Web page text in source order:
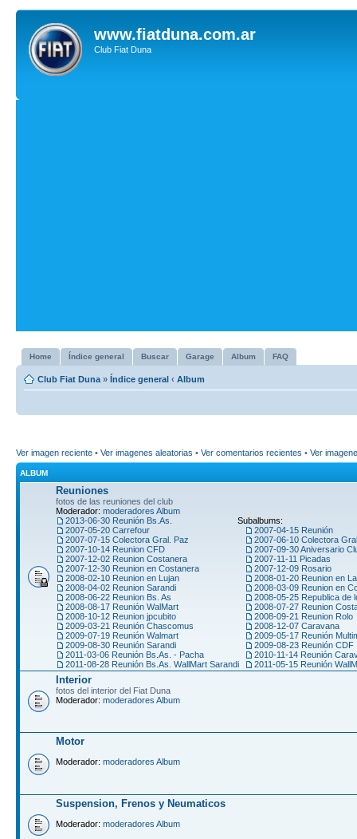
www.fiatduna.com.ar
Club Fiat Duna
Home Índice general Buscar Garage Album FAQ
Club Fiat Duna » Índice general ‹ Album
Ver imagen reciente • Ver imagenes aleatorias • Ver comentarios recientes • Ver
ALBUM
Reuniones
fotos de las reuniones del club
Moderador: moderadores Album
Subalbums:
2013-06-30 Reunión Bs.As.
2007-04-15 Reunión
2007-05-20 Carrefour
2007-06-10 Colectora
2007-07-15 Colectora Gral. Paz
2007-09-30 Aniversario
2007-10-14 Reunion CFD
2007-11-11 Picadas
2007-12-02 Reunion Costanera
2007-12-09 Rosario
2007-12-30 Reunion en Costanera
2008-01-20 Reunion en
2008-02-10 Reunion en Lujan
2008-03-09 Reunion en
2008-04-02 Reunion Sarandi
2008-05-25 Republica de
2008-06-22 Reunion Bs. As
2008-07-27 Reunion
2008-08-17 Reunión WalMart
2008-09-21 Reunion Rolo
2008-10-12 Reunion jpcubito
2008-12-07 Caravana
2009-03-21 Reunión Chascomus
2009-05-17 Reunión
2009-07-19 Reunión Walmart
2009-08-23 Reunión CDF
2009-08-30 Reunión Sarandi
2010-11-14 Reunión
2011-03-06 Reunión Bs.As. - Pacha
2011-05-15 Reunión
2011-08-28 Reunión Bs.As. WallMart Sarandi
Interior
fotos del interior del Fiat Duna
Moderador: moderadores Album
Motor
Moderador: moderadores Album
Suspension, Frenos y Neumaticos
Moderador: moderadores Album